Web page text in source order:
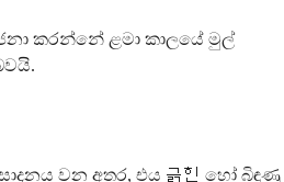
කරන්නේ ළමා කාලයේ මුල්
වන අතර, එය 긁힌 හෝ බිඳුණු